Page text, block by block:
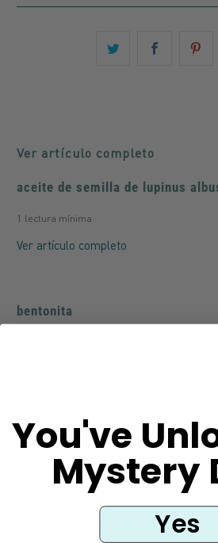
Ver artículo completo
aceite de semilla de lupinus
1 lectura mínima
Ver artículo completo
bentonita
acetato de tocoferol (vitamina e)
1 lectura mínima
Ver artículo completo
You've
Mystery
Yes